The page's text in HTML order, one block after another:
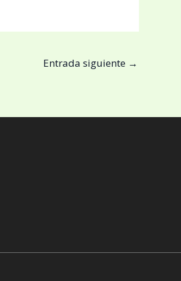
Entrada siguiente →